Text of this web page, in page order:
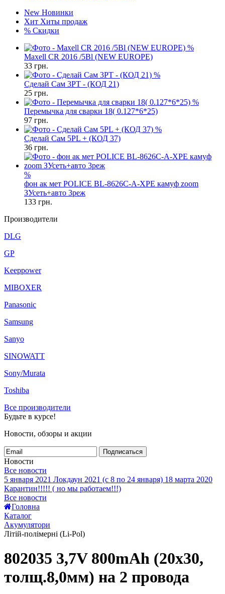
New Новинки
Хит Хиты продаж
% Скидки
%
Maxell CR 2016 /5Bl (NEW EUROPE)
33 грн.
%
Сделай Сам 3PT - (КОД 21)
25 грн.
%
Перемычка для сварки 18( 0.127*6*25)
97 грн.
%
Сделай Сам 5PL + (КОД 37)
36 грн.
%
фон ак мет POLICE BL-8626C-A-XPE камуф zoom
ЗУсеть+авто 3реж
133 грн.
Производители
DLG
GP
Keeppower
MIBOXER
Panasonic
Samsung
Sanyo
SINOWATT
Sony/Murata
Toshiba
Все производители
Будьте в курсе!
Новости, обзоры и акции
Подписаться
Новости
Все новости
5 января 2021 Локдаун 2021 (с 8 по 24 января) 18 марта 2020
Карантин!!!!! ( но мы работаем!!!)
Все новости
Головна
Каталог
Акумулятори
Літій-полімерні (Li-Pol)
802035 3,7V 800mAh (20x30,
толщ.8,0мм) на 2 провода